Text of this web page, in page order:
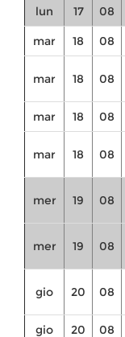
lun 17 08
mar 18 08
mar 18 08
mar 18 08
mar 18 08
mer 19 08
mer 19 08
gio 20 08
gio 20 08